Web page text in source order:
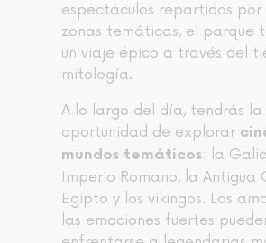
espectáculos repartidos
zonas temáticas, el parque
un viaje épico a través del
mitología.
A lo largo del día, tendrás la
oportunidad de explorar
mundos temáticos: la
Imperio Romano, la Antigua
Egipto y los vikingos. Los
las emociones fuertes